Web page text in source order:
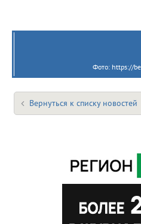
Фото: https://
Вернуться к списку новостей